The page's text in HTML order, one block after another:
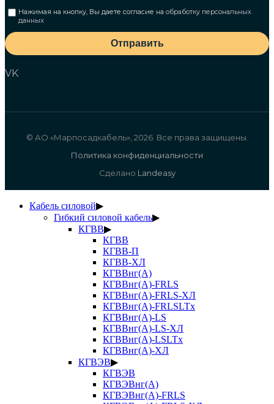
Нажимая на кнопку, Вы даете согласие наобработку персональных
данных
Отправить
VK
© АО «Марпосадкабель», 2026. Все права защищены.
Политика конфиденциальности
Сделано Landeasy
Кабель силовой▶
Гибкий силовой кабель▶
КГВВ▶
КГВВ
КГВВ-П
КГВВ-ХЛ
КГВВнг(А)
КГВВнг(А)-FRLS
КГВВнг(А)-FRLS-ХЛ
КГВВнг(А)-FRLSLTx
КГВВнг(А)-LS
КГВВнг(А)-LS-ХЛ
КГВВнг(А)-LSLTx
КГВВнг(А)-ХЛ
КГВЭВ▶
КГВЭВ
КГВЭВнг(А)
КГВЭВнг(А)-FRLS